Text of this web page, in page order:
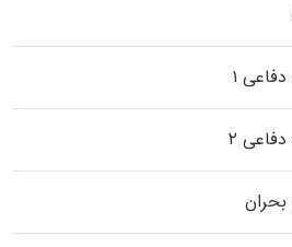
۱
۲